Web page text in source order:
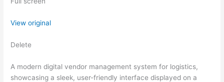
View original
Delete
A modern digital vendor management system for logistics,
showcasing a sleek, user-friendly interface displayed on a